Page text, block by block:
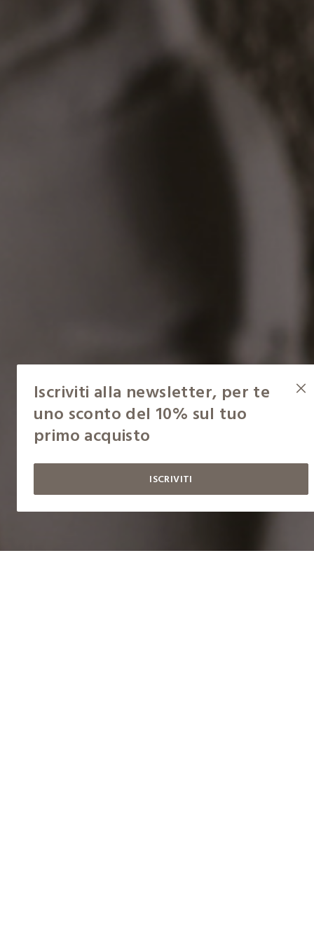
Iscriviti alla newsletter, per te
uno sconto del 10% sul tuo
primo acquisto
ISCRIVITI